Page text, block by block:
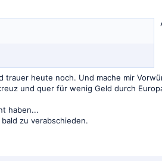
trauer heute noch. Und mache mir
und quer für wenig Geld durch
haben...
zu verabschieden.